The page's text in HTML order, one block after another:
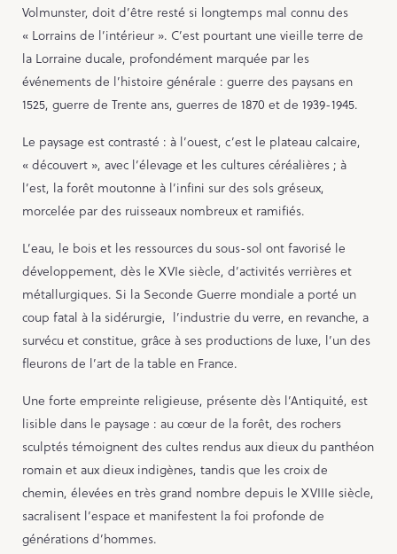
Volmunster, doit d’être resté si longtemps mal connu des
« Lorrains de l’intérieur ». C’est pourtant une vieille terre de
la Lorraine ducale, profondément marquée par les
événements de l’histoire générale : guerre des paysans en
1525, guerre de Trente ans, guerres de 1870 et de 1939-1945.
Le paysage est contrasté : à l’ouest, c’est le plateau calcaire,
« découvert », avec l’élevage et les cultures céréalières ; à
l’est, la forêt moutonne à l’infini sur des sols gréseux,
morcelée par des ruisseaux nombreux et ramifiés.
L’eau, le bois et les ressources du sous-sol ont favorisé le
développement, dès le XVIe siècle, d’activités verrières et
métallurgiques. Si la Seconde Guerre mondiale a porté un
coup fatal à la sidérurgie, l’industrie du verre, en revanche, a
survécu et constitue, grâce à ses productions de luxe, l’un des
fleurons de l’art de la table en France.
Une forte empreinte religieuse, présente dès l’Antiquité, est
lisible dans le paysage : au cœur de la forêt, des rochers
sculptés témoignent des cultes rendus aux dieux du panthéon
romain et aux dieux indigènes, tandis que les croix de
chemin, élevées en très grand nombre depuis le XVIIIe siècle,
sacralisent l’espace et manifestent la foi profonde de
générations d’hommes.